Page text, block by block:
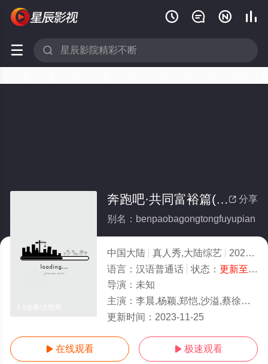
   
 
 分享
奔跑吧·共同富裕篇(全集)
别名：benpaobagongtongfuyupian
中国大陆 真人秀,大陆综艺 2022
语言： 汉语普通话 状态： 更新至特别回顾
导演： 未知
主演： 李晨,杨颖,郑恺,沙溢,蔡徐坤,白鹿
更新时间： 2023-11-25
 在线观看  极速观看